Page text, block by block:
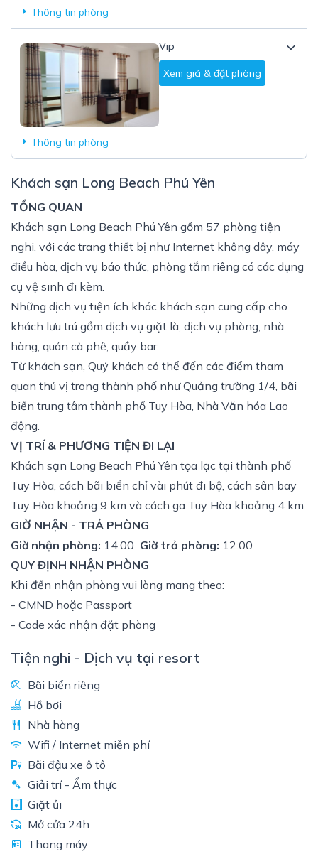
Thông tin phòng
Vip
Xem giá & đặt phòng
Thông tin phòng
Khách sạn Long Beach Phú Yên
TỔNG QUAN
Khách sạn Long Beach Phú Yên gồm 57 phòng tiện
nghi, với các trang thiết bị như Internet không dây, máy
điều hòa, dịch vụ báo thức, phòng tắm riêng có các dụng
cụ vệ sinh đi kèm.
Những dịch vụ tiện ích khác khách sạn cung cấp cho
khách lưu trú gồm dịch vụ giặt là, dịch vụ phòng, nhà
hàng, quán cà phê, quầy bar.
Từ khách sạn, Quý khách có thể đến các điểm tham
quan thú vị trong thành phố như Quảng trường 1/4, bãi
biển trung tâm thành phố Tuy Hòa, Nhà Văn hóa Lao
động.
VỊ TRÍ & PHƯƠNG TIỆN ĐI LẠI
Khách sạn Long Beach Phú Yên tọa lạc tại thành phố
Tuy Hòa, cách bãi biển chỉ vài phút đi bộ, cách sân bay
Tuy Hòa khoảng 9 km và cách ga Tuy Hòa khoảng 4 km.
GIỜ NHẬN - TRẢ PHÒNG
Giờ nhận phòng: 14:00 Giờ trả phòng: 12:00
QUY ĐỊNH NHẬN PHÒNG
Khi đến nhận phòng vui lòng mang theo:
- CMND hoặc Passport
- Code xác nhận đặt phòng
Tiện nghi - Dịch vụ tại resort
Bãi biển riêng
Hồ bơi
Nhà hàng
Wifi / Internet miễn phí
Bãi đậu xe ô tô
Giải trí - Ẩm thực
Giặt ủi
Mở cửa 24h
Thang máy